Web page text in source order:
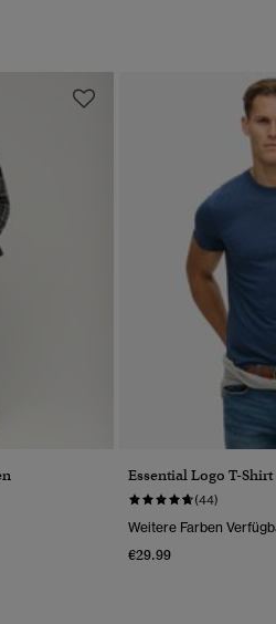
Essential Logo T-Shirt
(44)
Weitere Farben
€29.99